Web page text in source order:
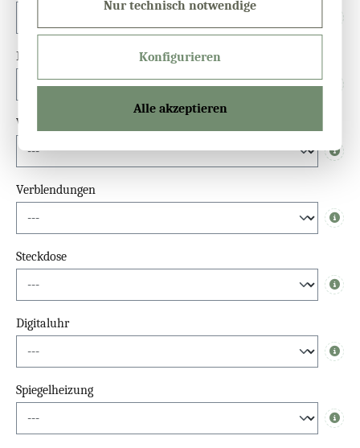
Dimmfunktion
Waschbeckenlicht-Spiegel
Info
Verblendungen
Info
Steckdose
Info
Digitaluhr
Info
Spiegelheizung
Info
Nur technisch notwendige
Konfigurieren
Alle akzeptieren